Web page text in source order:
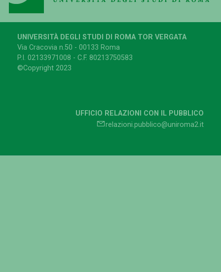
UNIVERSITÀ DEGLI STUDI DI ROMA TOR VERGATA
Via Cracovia n.50 - 00133 Roma
P.I. 02133971008 - C.F. 80213750583
©Copyright 2023
UFFICIO RELAZIONI CON IL PUBBLICO
relazioni.pubblico@uniroma2.it